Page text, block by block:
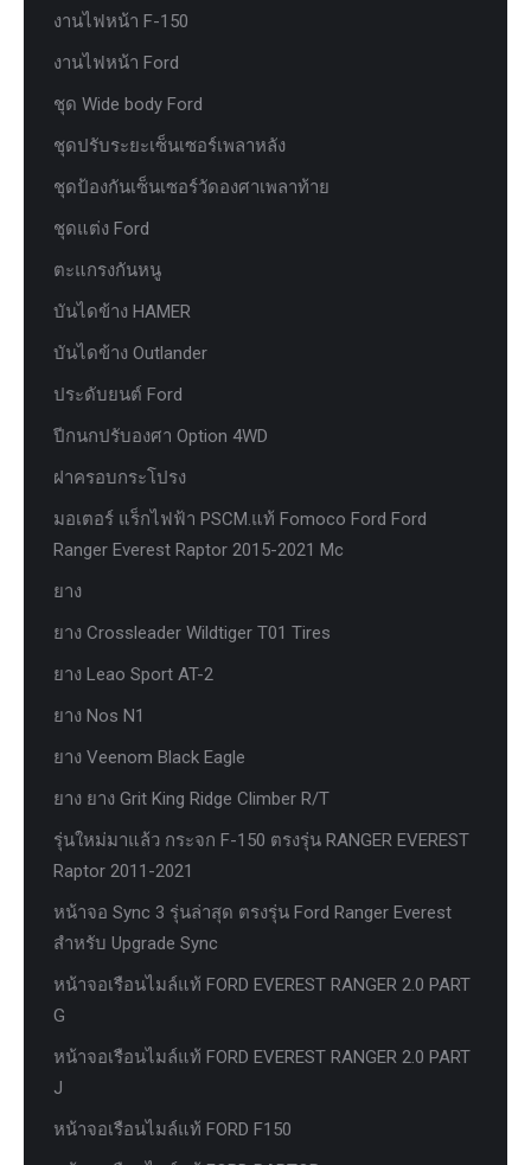
งานไฟหน้า F-150
งานไฟหน้า Ford
ชุด Wide body Ford
ชุดปรับระยะเซ็นเซอร์เพลาหลัง
ชุดป้องกันเซ็นเซอร์วัดองศาเพลาท้าย
ชุดแต่ง Ford
ตะแกรงกันหนู
บันไดข้าง HAMER
บันไดข้าง Outlander
ประดับยนต์ Ford
ปีกนกปรับองศา Option 4WD
ฝาครอบกระโปรง
มอเตอร์ แร็กไฟฟ้า PSCM.แท้ Fomoco Ford Ford
Ranger Everest Raptor 2015-2021 Mc
ยาง
ยาง Crossleader Wildtiger T01 Tires
ยาง Leao Sport AT-2
ยาง Nos N1
ยาง Veenom Black Eagle
ยาง ยาง Grit King Ridge Climber R/T
รุ่นใหม่มาแล้ว กระจก F-150 ตรงรุ่น RANGER EVEREST
Raptor 2011-2021
หน้าจอ Sync 3 รุ่นล่าสุด ตรงรุ่น Ford Ranger Everest
สำหรับ Upgrade Sync
หน้าจอเรือนไมล์แท้ FORD EVEREST RANGER 2.0 PART
G
หน้าจอเรือนไมล์แท้ FORD EVEREST RANGER 2.0 PART
J
หน้าจอเรือนไมล์แท้ FORD F150